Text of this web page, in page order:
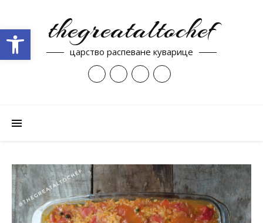
thegreataltochef
царство распеване куварице
Open toolbar